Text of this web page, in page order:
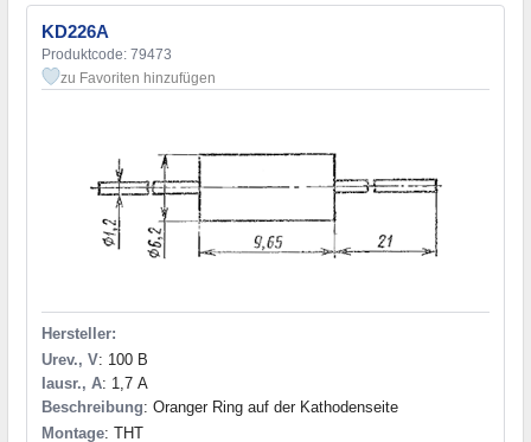
KD226A
Produktcode: 79473
zu Favoriten hinzufügen
Hersteller:
Urev., V: 100 В
Iausr., A: 1,7 А
Beschreibung: Oranger Ring auf der Kathodenseite
Montage: THT